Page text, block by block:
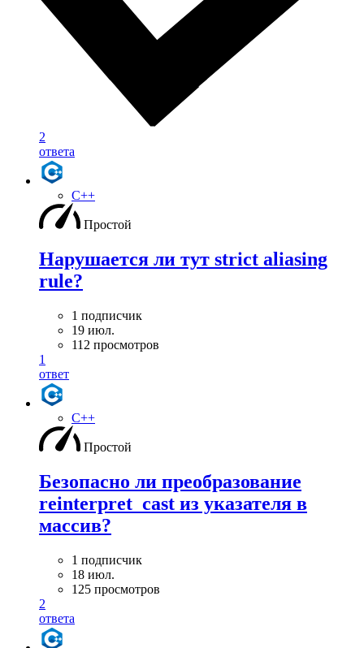
2
ответа
C++
Простой
Нарушается ли тут strict aliasing
rule?
1 подписчик
19 июл.
112 просмотров
1
ответ
C++
Простой
Безопасно ли преобразование
reinterpret_cast из указателя в
массив?
1 подписчик
18 июл.
125 просмотров
2
ответа